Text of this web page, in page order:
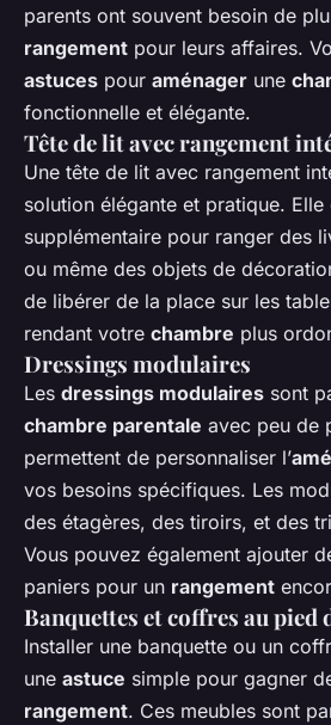
parents ont souvent besoin de
rangement pour leurs affaires.
astuces pour aménager une
fonctionnelle et élégante.
Tête de lit avec rangement
Une tête de lit avec rangement
solution élégante et pratique.
supplémentaire pour ranger des
ou même des objets de
de libérer de la place sur les
rendant votre chambre plus
Dressings modulaires
Les dressings modulaires sont
chambre parentale avec peu de
permettent de personnaliser l’
vos besoins spécifiques. Les
des étagères, des tiroirs, et des
Vous pouvez également ajouter
paniers pour un rangement
Banquettes et coffres au pied
Installer une banquette ou un
une astuce simple pour gagner
rangement. Ces meubles sont